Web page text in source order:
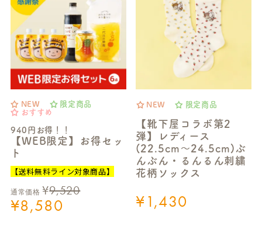
NEW
限定商品
おすすめ
940円お得！！
【WEB限定】お得セッ
ト
【送料無料ライン対象商品】
通常価格 ¥9,520
¥8,580
NEW 限定商品
【靴下屋コラボ第2
弾】レディース
(22.5cm～24.5cm)ぶ
んぶん・るんるん刺繍
花柄ソックス
¥1,430